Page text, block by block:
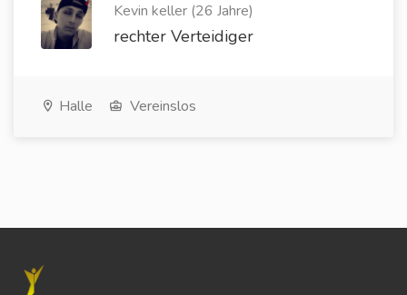
Kevin keller (26 Jahre)
rechter Verteidiger
Halle Vereinslos